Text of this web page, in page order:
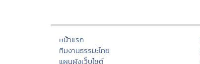
หน้าแรก
ทีมงานธรรมะไทย
แผนผังเว็บไซต์